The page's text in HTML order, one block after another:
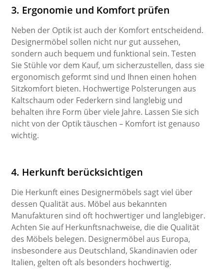
3. Ergonomie und Komfort prüfen
Neben der Optik ist auch der Komfort entscheidend.
Designermöbel sollen nicht nur gut aussehen,
sondern auch bequem und funktional sein. Testen
Sie Stühle vor dem Kauf, um sicherzustellen, dass sie
ergonomisch geformt sind und Ihnen einen hohen
Sitzkomfort bieten. Hochwertige Polsterungen aus
Kaltschaum oder Federkern sind langlebig und
behalten ihre Form über viele Jahre. Lassen Sie sich
nicht von der Optik täuschen – Komfort ist genauso
wichtig.
4. Herkunft berücksichtigen
Die Herkunft eines Designermöbels sagt viel über
dessen Qualität aus. Möbel aus bekannten
Manufakturen sind oft hochwertiger und langlebiger.
Achten Sie auf Herkunftsnachweise, die die Qualität
des Möbels belegen. Designermöbel aus Europa,
insbesondere aus Deutschland, Skandinavien oder
Italien, gelten oft als besonders hochwertig.